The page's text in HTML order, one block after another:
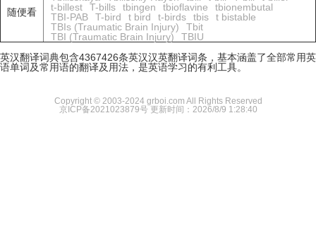
随便看
t-billest
T-bills tbingen tbioflavine
tbionembutal
TBI-PAB
T-bird t bird t-birds tbis
t bistable
TBIs (Traumatic Brain Injury)
Tbit
TBI (Traumatic Brain Injury)
TBIU
英汉翻译词典包含4367426条英汉汉英翻译词条，基本涵盖了全部常用英
语单词及常用语的翻译及用法，是英语学习的有利工具。
Copyright © 2003-2024 grboi.com All Rights Reserved
京ICP备2021023879号 更新时间：2026/8/9 1:28:40